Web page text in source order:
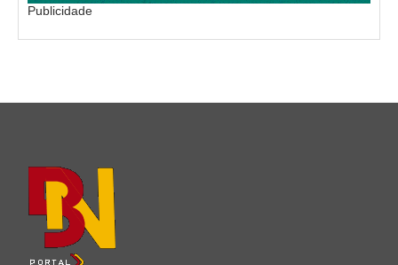
Publicidade